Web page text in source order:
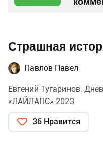
Страшная
Павлов Павел
Евгений Тугаринов.
«ЛАЙЛАПС» 2023
36 Нравится